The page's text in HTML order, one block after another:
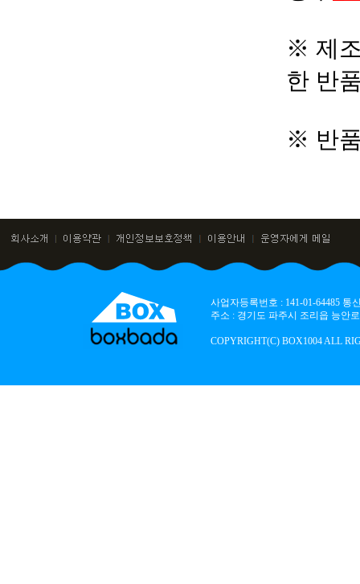
※ 제
한 반
※ 반
사업자등록번호 : 141-01-64485
주소 : 경기도 파주시 조리읍 능안
COPYRIGHT(C) BOX1004 ALL